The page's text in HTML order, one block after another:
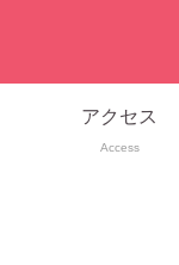
アクセス
Access